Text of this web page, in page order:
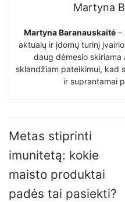
Martyna
Martyna Baranauskaitė –
aktualų ir įdomų turinį
daug dėmesio skiriama
sklandžiam pateikimui, kad
ir suprantamai
Metas stiprinti
imunitetą: kokie
maisto produktai
padės tai pasiekti?